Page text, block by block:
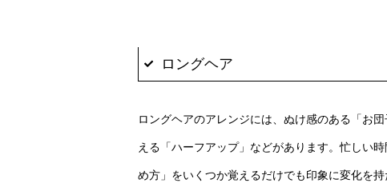
ロングヘア
ロングヘアのアレンジには、ぬけ感のある「お
える「ハーフアップ」などがあります。忙しい
め方」をいくつか覚えるだけでも印象に変化を持